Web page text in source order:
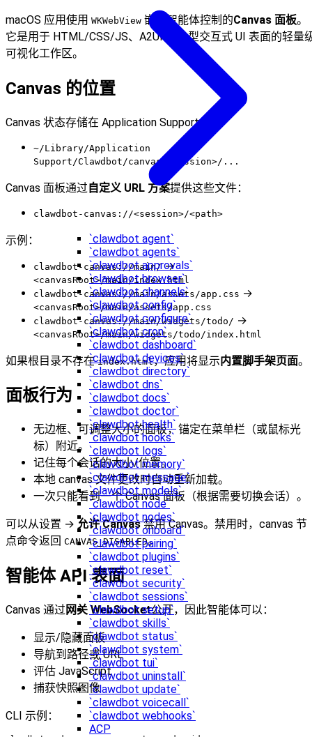
`clawdbot agent`
`clawdbot agents`
`clawdbot approvals`
`clawdbot browser`
`clawdbot channels`
`clawdbot config`
`clawdbot configure`
`clawdbot cron`
`clawdbot dashboard`
`clawdbot devices`
`clawdbot directory`
`clawdbot dns`
`clawdbot docs`
`clawdbot doctor`
`clawdbot health`
`clawdbot hooks`
`clawdbot logs`
`clawdbot memory`
`clawdbot message`
`clawdbot models`
`clawdbot node`
`clawdbot nodes`
`clawdbot onboard`
`clawdbot pairing`
`clawdbot plugins`
`clawdbot reset`
`clawdbot security`
`clawdbot sessions`
`clawdbot setup`
`clawdbot skills`
`clawdbot status`
`clawdbot system`
`clawdbot tui`
`clawdbot uninstall`
`clawdbot update`
`clawdbot voicecall`
`clawdbot webhooks`
ACP
macOS 应用使用 WKWebView 嵌入智能体控制的Canvas 面板。
它是用于 HTML/CSS/JS、A2UI 和小型交互式 UI 表面的轻量
可视化工作区。
Canvas 的位置
Canvas 状态存储在 Application Support 下：
~/Library/Application
Support/Clawdbot/canvas/<session>/...
Canvas 面板通过自定义 URL 方案提供这些文件：
clawdbot-canvas://<session>/<path>
示例：
clawdbot-canvas://main/→
<canvasRoot>/main/index.html
clawdbot-canvas://main/assets/app.css →
<canvasRoot>/main/assets/app.css
clawdbot-canvas://main/widgets/todo/ →
<canvasRoot>/main/widgets/todo/index.html
如果根目录不存在index.html，应用将显示内置脚手架页面。
面板行为
无边框、可调整大小的面板，锚定在菜单栏（或鼠标光
标）附近。
记住每个会话的大小/位置。
本地 canvas 文件更改时自动重新加载。
一次只能看到一个 Canvas 面板（根据需要切换会话）。
可以从设置 → 允许 Canvas禁用 Canvas。禁用时，canvas 节
点命令返回 CANVAS_DISABLED。
智能体 API 表面
Canvas 通过网关 WebSocket公开，因此智能体可以：
显示/隐藏面板
导航到路径或 URL
评估 JavaScript
捕获快照图像
CLI 示例：